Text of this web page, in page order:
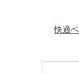
快適